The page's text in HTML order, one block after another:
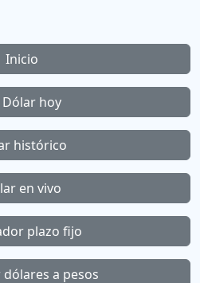
Inicio
Dólar hoy
histórico
en vivo
plazo fijo
a pesos